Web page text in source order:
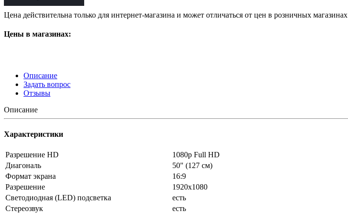
Цена действительна только для интернет-магазина и может отличаться от цен в розничных магазинах
Цены в магазинах:
Описание
Задать вопрос
Отзывы
Описание
Характеристики
Разрешение HD
1080p Full HD
Диагональ
50" (127 см)
Формат экрана
16:9
Разрешение
1920x1080
Светодиодная (LED) подсветка
есть
Стереозвук
есть